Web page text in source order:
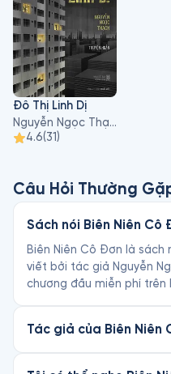
Đô Thị Linh Dị
Nguyễn Ngọc Thạch
4.6(31)
Câu Hỏi Thường
Sách nói Biên Niên Cô
Biên Niên Cô Đơn là sách
viết bởi tác giả Nguyễn
chương đầu miễn phí trên
Tác giả của Biên Niên